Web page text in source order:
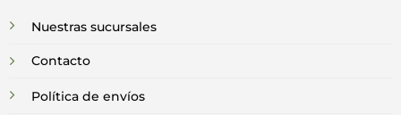
Nuestras sucursales
Contacto
Política de envíos